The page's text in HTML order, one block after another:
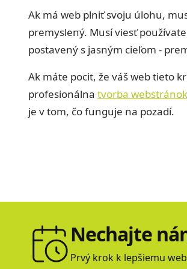
Ak má web plniť svoju úlohu,
premyslený. Musí viesť
postavený s jasným cieľom -
Ak máte pocit, že váš web tieto
profesionálna tvorba webstránok
je v tom, čo funguje na pozadí.
Nechajte
Prvý krok k lepšiemu